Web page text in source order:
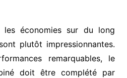
les économies sur du long
plutôt impressionnantes.
remarquables, le
doit être complété par